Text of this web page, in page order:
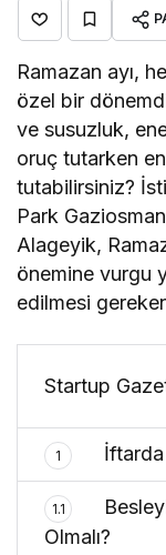
Ramazan ayı,
özel bir
ve susuzluk,
oruç tutarken
tutabilirsiniz?
Park
Alageyik,
önemine vurgu
edilmesi
Startup
1
1.1
Olmalı?